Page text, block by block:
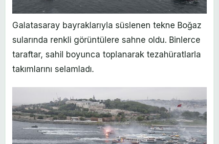
Galatasaray bayraklarıyla süslenen tekne Boğaz
sularında renkli görüntülere sahne oldu. Binlerce
taraftar, sahil boyunca toplanarak tezahüratlarla
takımlarını selamladı.